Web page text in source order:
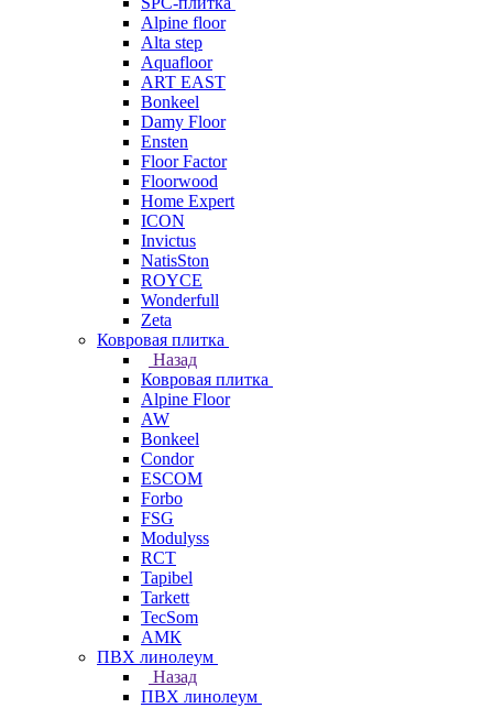
Alpine floor
Alta step
Aquafloor
ART EAST
Bonkeel
Damy Floor
Ensten
Floor Factor
Floorwood
Home Expert
ICON
Invictus
NatisSton
ROYCE
Wonderfull
Zeta
Ковровая плитка
Назад
Ковровая плитка
Alpine Floor
AW
Bonkeel
Condor
ESCOM
Forbo
FSG
Modulyss
RCT
Tapibel
Tarkett
TecSom
АМК
ПВХ линолеум
Назад
ПВХ линолеум